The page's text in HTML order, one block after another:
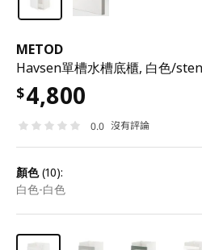
METOD
$4,800
0.0 沒有評論
顏色(10):
白色-白色